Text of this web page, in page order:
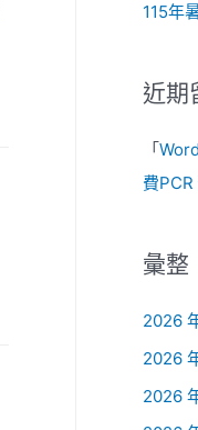
115年
近期
「
費PCR
彙整
2026
2026
2026